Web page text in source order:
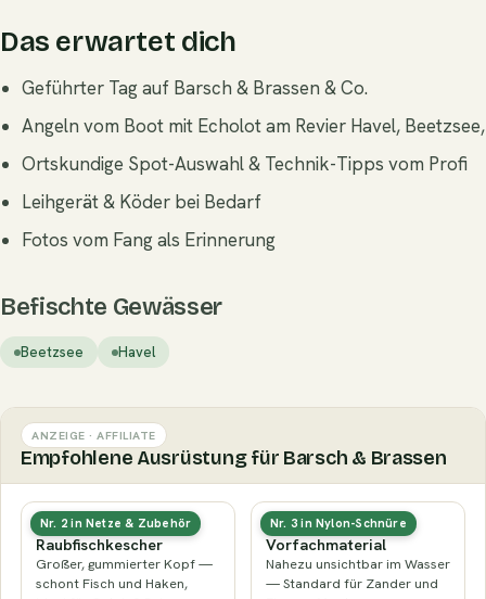
Das erwartet dich
Geführter Tag auf Barsch & Brassen & Co.
Angeln vom Boot mit Echolot am Revier Havel, Beetzsee,
Ortskundige Spot-Auswahl & Technik-Tipps vom Profi
Leihgerät & Köder bei Bedarf
Fotos vom Fang als Erinnerung
Befischte Gewässer
Beetzsee Havel
ANZEIGE · AFFILIATE
Empfohlene Ausrüstung für Barsch & Brassen
Nr. 2 in Netze & Zubehör
Gummierter
Raubfischkescher
Großer, gummierter Kopf —
schont Fisch und Haken,
Nr. 3 in Nylon-Schnüre
Fluorocarbon-
Vorfachmaterial
Nahezu unsichtbar im Wasser
— Standard für Zander und